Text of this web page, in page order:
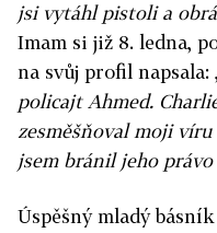
jsi vytáhl pistoli a
Imam si již 8. ledna,
na svůj profil napsala:
policajt Ahmed.
zesměšňoval moji
jsem bránil jeho
Úspěšný mladý